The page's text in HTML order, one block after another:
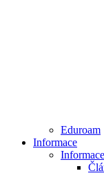
Eduroam
Informace